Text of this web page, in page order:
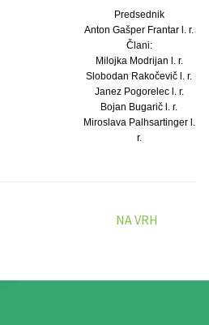
Predsednik
Anton Gašper Frantar l. r.
Člani:
Milojka Modrijan l. r.
Slobodan Rakočevič l. r.
Janez Pogorelec l. r.
Bojan Bugarič l. r.
Miroslava Palhsartinger l.
r.
NA VRH